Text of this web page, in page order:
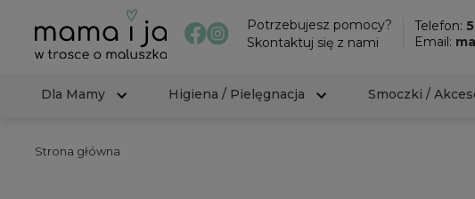
Potrzebujesz pomocy?
Skontaktuj się z nami
Telefon:
Email:
Dla Mamy
Higiena / Pielęgnacja Smoczki /
Strona główna